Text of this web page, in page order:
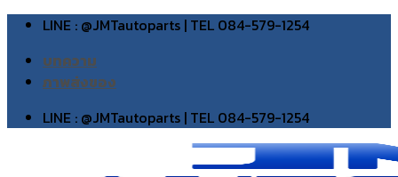
Skip
content
LINE : @JMTautoparts | TEL 084-579-1254
บทความ
ภาพส่งของ
LINE : @JMTautoparts | TEL 084-579-1254